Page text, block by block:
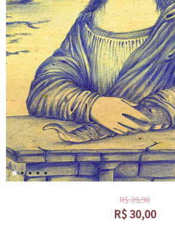
R$39,90
R$ 30,00